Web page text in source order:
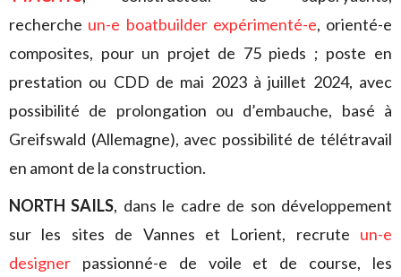
recherche un-e boatbuilder expérimenté-e, orienté-e
composites, pour un projet de 75 pieds ; poste en
prestation ou CDD de mai 2023 à juillet 2024, avec
possibilité de prolongation ou d’embauche, basé à
Greifswald (Allemagne), avec possibilité de télétravail
en amont de la construction.
NORTH SAILS, dans le cadre de son développement
sur les sites de Vannes et Lorient, recrute un-e
designer passionné-e de voile et de course, les